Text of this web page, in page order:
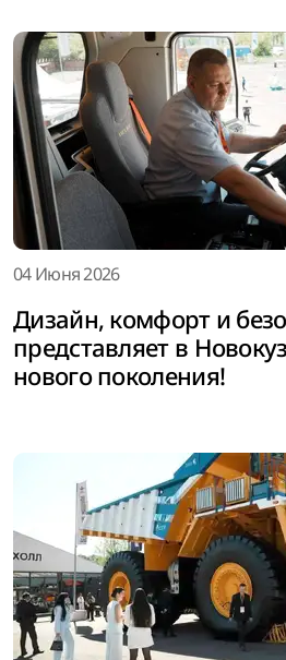
04 Июня 2026
Дизайн, комфорт и
представляет в
нового поколения!